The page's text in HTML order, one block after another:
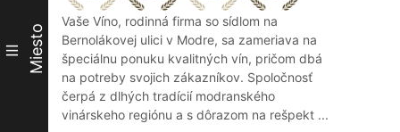
III Miesto
Vaše Víno, rodinná firma so sídlom na
Bernolákovej ulici v Modre, sa zameriava na
špeciálnu ponuku kvalitných vín, pričom dbá
na potreby svojich zákazníkov. Spoločnosť
čerpá z dlhých tradícií modranského
vinárskeho regiónu a s dôrazom na rešpekt ...